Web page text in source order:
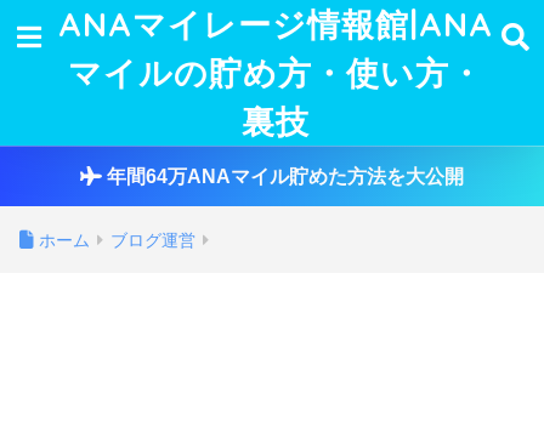
ANAマイレージ情報館|ANA
マイルの貯め方・使い方・
裏技
年間64万ANAマイル貯めた方法を大公開
ホーム ブログ運営